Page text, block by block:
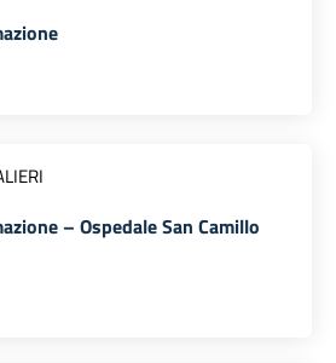
– Ospedale San Camillo